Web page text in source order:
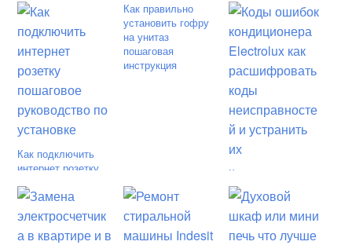
Как подключить
интернет розетку
руководство по
установке
Как правильно
установить гофру
на унитаз
пошаговая
инструкция
Коды ошибок
кондиционера
Electrolux как
расшифровать
коды